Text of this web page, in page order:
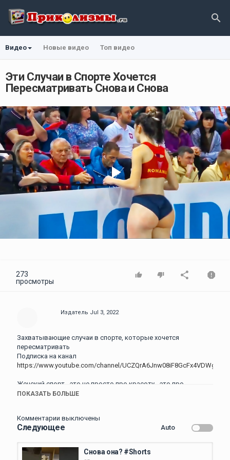
Видео Новые видео Топ видео
Эти Случаи в Спорте Хочется
Пересматривать Снова и Снова
Play
Video
273
просмотры
Издатель Jul 3, 2022
Захватывающие случаи в спорте, которые хочется
пересматривать
Подписка на канал
https://www.youtube.com/channel/UCZQrA6Jnw08iF8GcFx4VDWg
Женский спорт - это не просто про красоту - это про
характер, силу воли, человечность, легкость и самое
проявили сильный дух и истинное мужество. Подпишись,
чтобы не пропускать наши новые подборки и не забудь
Октавия набрав нужную скорость осуществляет
ПОКАЗАТЬ БОЛЬШЕ
Комментарии выключены
Следующее Auto
Снова она? #Shorts